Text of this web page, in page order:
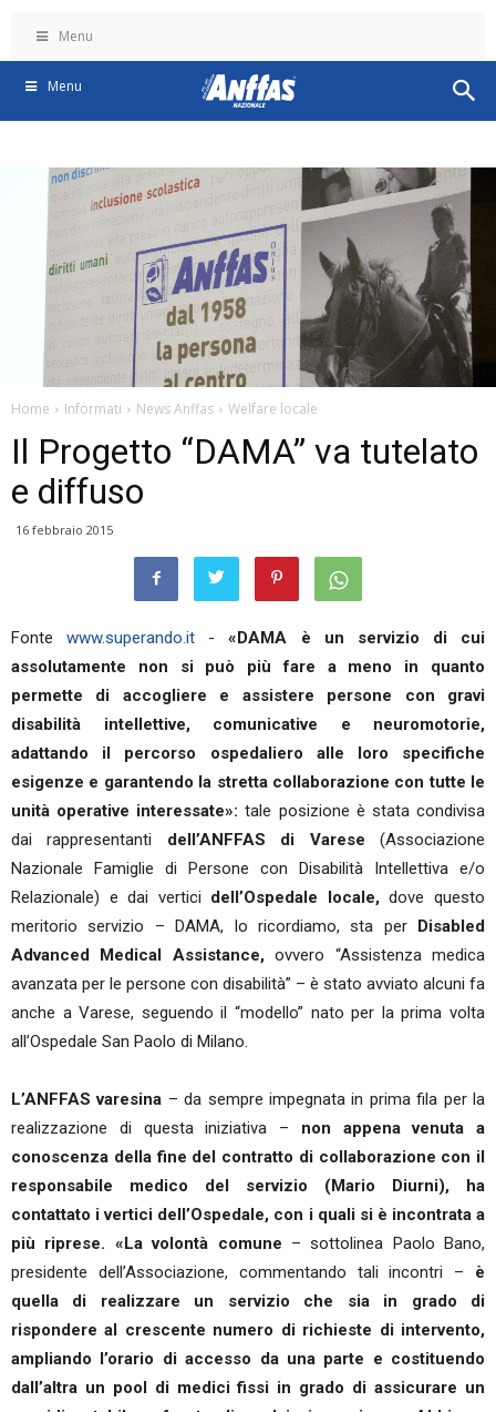
Menu
Menu
Home Informati News Anffas Welfare locale
Il Progetto “DAMA” va tutelato
e diffuso
16 febbraio 2015
Fontewww.superando.it - «DAMA è un servizio di cui
assolutamente non si può più fare a meno in quanto
permette di accogliere e assistere persone con gravi
disabilità intellettive, comunicative e neuromotorie,
adattando il percorso ospedaliero alle loro specifiche
esigenze e garantendo la stretta collaborazione con tutte le
unità operative interessate»:tale posizione è stata condivisa
dai rappresentanti dell’ANFFAS di Varese(Associazione
Nazionale Famiglie di Persone con Disabilità Intellettiva e/o
Relazionale) e dai vertici dell’Ospedale locale,dove questo
meritorio servizio – DAMA, lo ricordiamo, sta per Disabled
Advanced Medical Assistance,ovvero “Assistenza medica
avanzata per le persone con disabilità” – è stato avviato alcuni fa
anche a Varese, seguendo il “modello” nato per la prima volta
all’Ospedale San Paolo di Milano.
L’ANFFAS varesina – da sempre impegnata in prima fila per la
realizzazione di questa iniziativa – non appena venuta a
conoscenza della fine del contratto di collaborazione con il
responsabile medico del servizio (Mario Diurni), ha
contattato i vertici dell’Ospedale, con i quali si è incontrata a
più riprese. «La volontà comune – sottolinea Paolo Bano,
presidente dell’Associazione, commentando tali incontri – è
quella di realizzare un servizio che sia in grado di
rispondere al crescente numero di richieste di intervento,
ampliando l’orario di accesso da una parte e costituendo
dall’altra un pool di medici fissi in grado di assicurare un